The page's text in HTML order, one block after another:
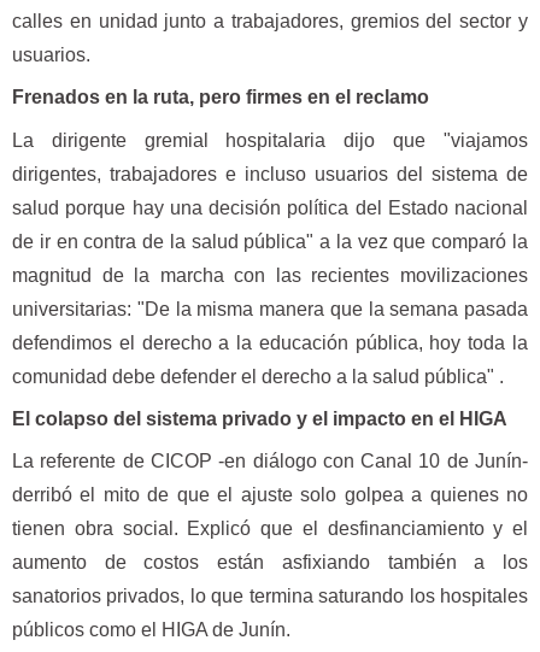
calles en unidad junto a trabajadores, gremios del sector y
usuarios.
Frenados en la ruta, pero firmes en el reclamo
La dirigente gremial hospitalaria dijo que "viajamos
dirigentes, trabajadores e incluso usuarios del sistema de
salud porque hay una decisión política del Estado nacional
de ir en contra de la salud pública" a la vez que comparó la
magnitud de la marcha con las recientes movilizaciones
universitarias: "De la misma manera que la semana pasada
defendimos el derecho a la educación pública, hoy toda la
comunidad debe defender el derecho a la salud pública" .
El colapso del sistema privado y el impacto en el HIGA
La referente de CICOP -en diálogo con Canal 10 de Junín-
derribó el mito de que el ajuste solo golpea a quienes no
tienen obra social. Explicó que el desfinanciamiento y el
aumento de costos están asfixiando también a los
sanatorios privados, lo que termina saturando los hospitales
públicos como el HIGA de Junín.